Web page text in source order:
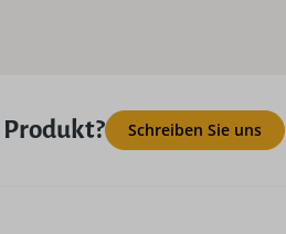
Schreiben Sie uns